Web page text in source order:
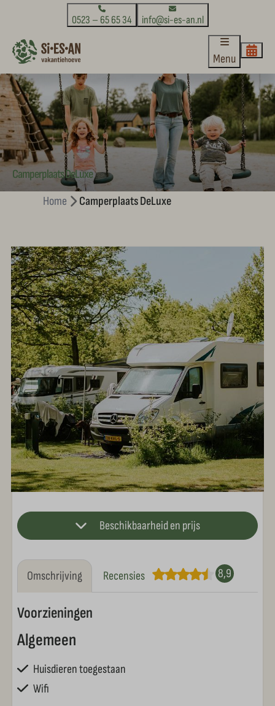
0523 – 65 65 34 info@si-es-an.nl
Menu
Camperplaats DeLuxe
Home
Camperplaats DeLuxe
Beschikbaarheid en prijs
Omschrijving Recensies 8,9
Voorzieningen
Algemeen
Huisdieren toegestaan
Wifi